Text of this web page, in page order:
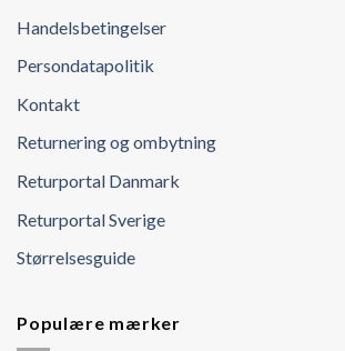
Handelsbetingelser
Persondatapolitik
Kontakt
Returnering og ombytning
Returportal Danmark
Returportal Sverige
Størrelsesguide
Populære mærker